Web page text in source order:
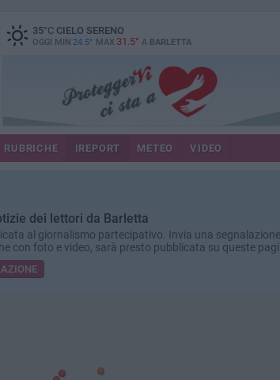
35°CCIELO SERENO
OGGI MIN 24.5° MAX 31.5° A BARLETTA
RUBRICHE IREPORT METEO VIDEO
dei lettori da Barletta
al giornalismo partecipativo. Invia una
con foto e video, sarà presto pubblicata su queste